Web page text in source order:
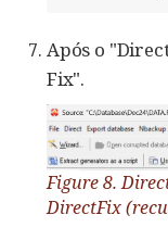
Após o
Fix".
Figure 8.
DirectFix